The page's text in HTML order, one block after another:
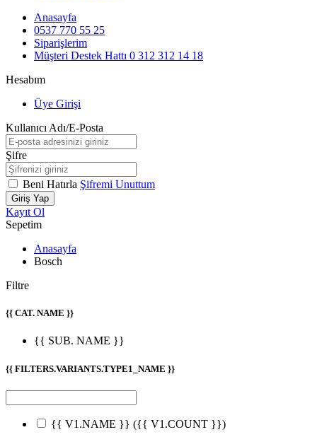
Anasayfa
0537 770 55 25
Siparişlerim
Müşteri Destek Hattı 0 312 312 14 18
Hesabım
Üye Girişi
Kullanıcı Adı/E-Posta
Şifre
Beni Hatırla Şifremi Unuttum
Giriş Yap
Kayıt Ol
Sepetim
Anasayfa
Bosch
Filtre
{{ CAT. NAME }}
{{ SUB. NAME }}
{{ FILTERS.VARIANTS.TYPE1_NAME }}
{{ V1.NAME }} ({{ V1.COUNT }})